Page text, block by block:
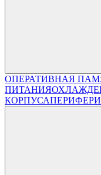
ОПЕРАТИВНАЯ
ПИТАНИЯ
КОРПУСА